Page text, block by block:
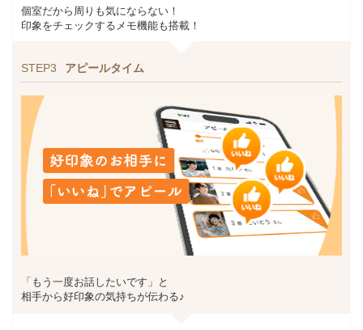
個室だから周りも気にならない！
印象をチェックするメモ機能も搭載！
STEP3 アピールタイム
「もう一度お話したいです」と
相手から好印象の気持ちが伝わる♪